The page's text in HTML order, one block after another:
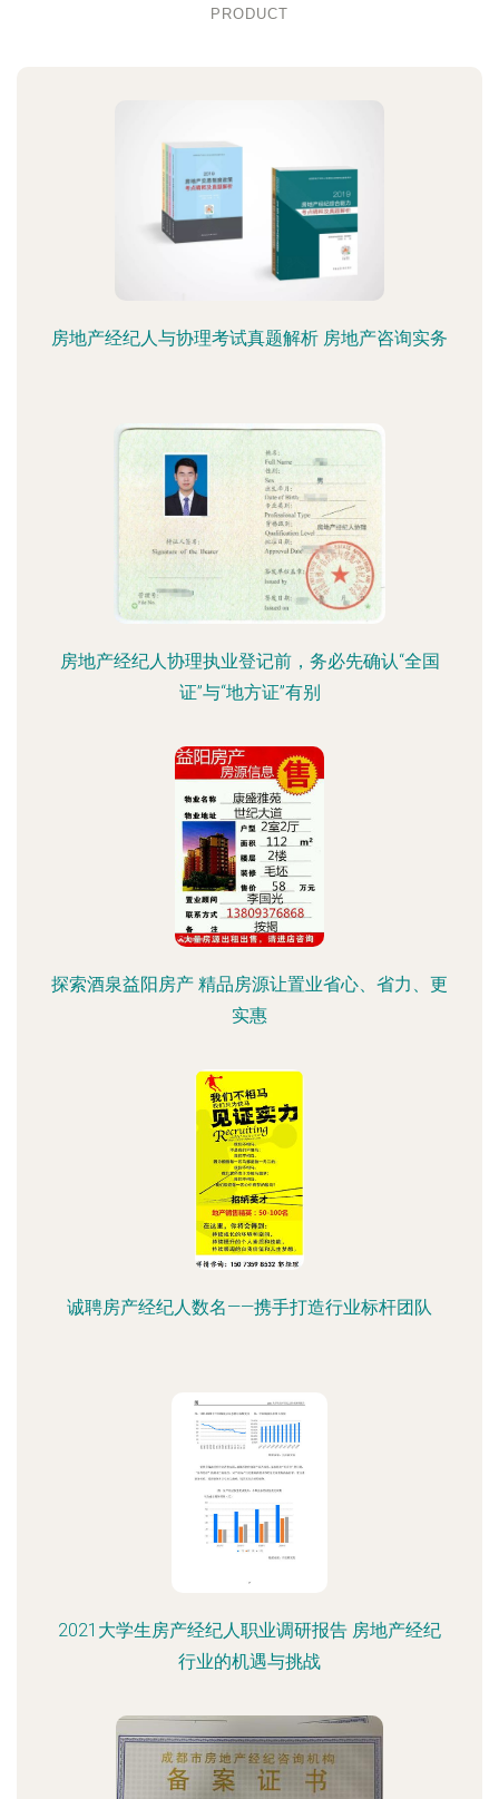
PRODUCT
房地产经纪人与协理考试真题解析 房地产咨询实务
房地产经纪人协理执业登记前，务必先确认“全国
证”与“地方证”有别
探索酒泉益阳房产 精品房源让置业省心、省力、更
实惠
诚聘房产经纪人数名——携手打造行业标杆团队
2021大学生房产经纪人职业调研报告 房地产经纪
行业的机遇与挑战